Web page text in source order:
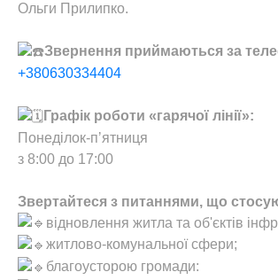
Ольги Прилипко.
Звернення приймаються за
+380630334404
Графік роботи «гарячої лінії»:
Понеділок-пʼятниця
з 8:00 до 17:00
Звертайтеся з питаннями, що
відновлення житла та об'єктів
житлово-комунальної сфери;
благоусторою громади: